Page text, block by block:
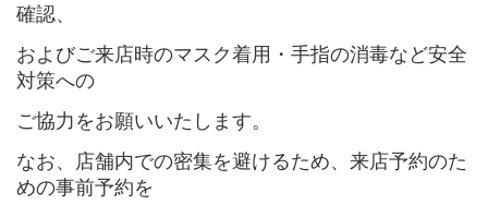
確認、
およびご来店時のマスク着⽤・手指の消毒など安全
対策への
ご協⼒をお願いいたします。
なお、店舗内での密集を避けるため、来店予約のた
めの事前予約を